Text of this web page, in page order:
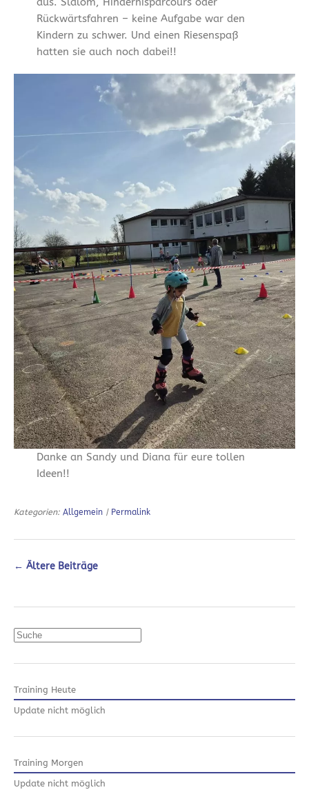
Rückwärtsfahren – keine Aufgabe war den
Kindern zu schwer. Und einen Riesenspaß
hatten sie auch noch dabei!!
Danke an Sandy und Diana für eure tollen
Ideen!!
Kategorien: Allgemein | Permalink
← Ältere Beiträge
Suchen
Training Heute
Update nicht möglich
Training Morgen
Update nicht möglich